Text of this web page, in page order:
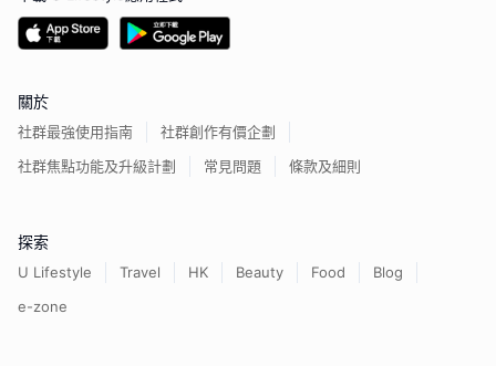
關於
社群最強使用指南
社群創作有價企劃
社群焦點功能及升級計劃
常見問題 條款及細則
探索
U Lifestyle Travel HK Beauty Food
Blog
e-zone